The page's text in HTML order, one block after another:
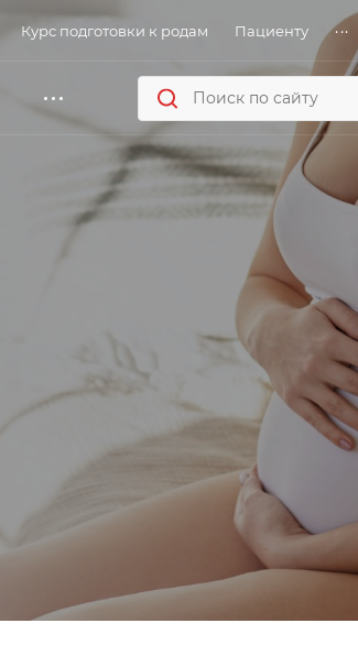
Курс подготовки к родам Пациенту ...